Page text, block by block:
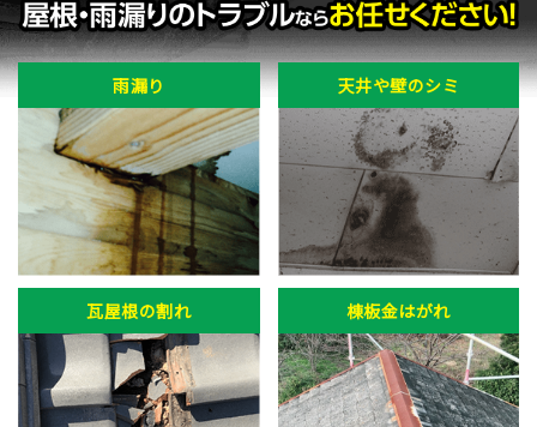
雨漏り 天井や壁のシミ
瓦屋根の割れ 棟板金はがれ